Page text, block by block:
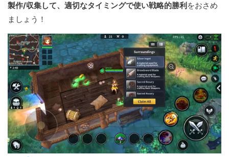
製作/収集して、適切なタイミングで使い戦略的勝利 をおさめ
ましょう！